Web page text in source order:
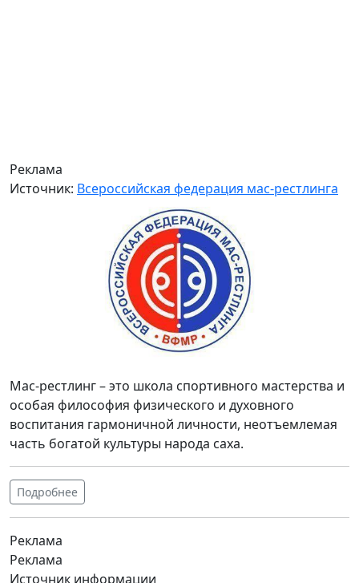
Реклама
Источник: Всероссийская федерация мас-рестлинга
Мас-рестлинг – это школа спортивного мастерства и
особая философия физического и духовного
воспитания гармоничной личности, неотъемлемая
часть богатой культуры народа саха.
Подробнее
Реклама
Реклама
Источник информации